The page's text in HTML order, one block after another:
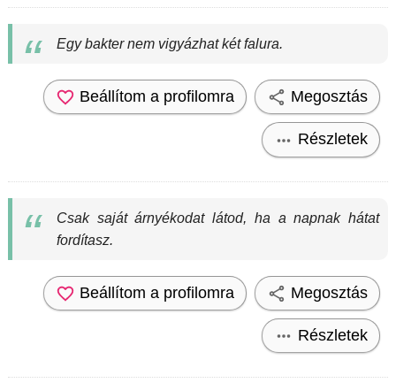
Egy bakter nem vigyázhat két falura.
Beállítom a profilomra Megosztás
Részletek
Csak saját árnyékodat látod, ha a napnak hátat
fordítasz.
Beállítom a profilomra Megosztás
Részletek